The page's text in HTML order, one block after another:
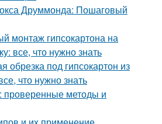
Друммонда: Пошаговый
монтаж гипсокартона на
все, что нужно знать
обрезка под гипсокартон из
что нужно знать
проверенные методы и